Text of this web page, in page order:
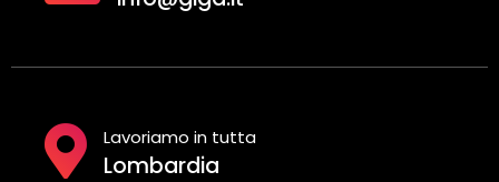
Lavoriamo in tutta
Lombardia